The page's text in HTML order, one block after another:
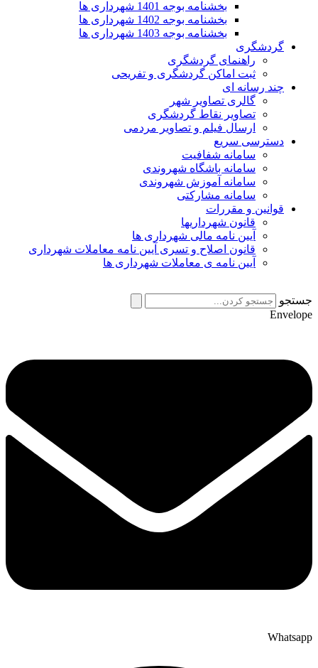
بخشنامه بوجه 1401 شهرداری ها
بخشنامه بوجه 1402 شهرداری ها
بخشنامه بوجه 1403 شهرداری ها
گردشگری
راهنمای گردشگری
ثبت اماکن گردشگری و تفریحی
چند رسانه ای
گالری تصاویر شهر
تصاویر نقاط گردشگری
ارسال فیلم و تصاویر مردمی
دسترسی سریع
سامانه شفافیت
سامانه باشگاه شهروندی
سامانه آموزش شهروندی
سامانه مشارکتی
قوانین و مقررات
قانون شهرداریها
آیین نامه مالی شهرداری ها
قانون اصلاح و تسری آیین نامه معاملات شهرداری
آیین نامه ی معاملات شهرداری ها
جستجو
Envelope
Whatsapp